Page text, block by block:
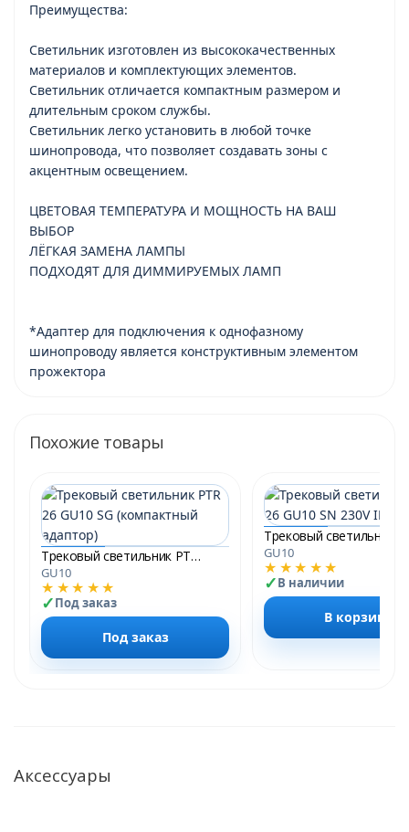
Преимущества:
Светильник изготовлен из высококачественных
материалов и комплектующих элементов.
Светильник отличается компактным размером и
длительным сроком службы.
Светильник легко установить в любой точке
шинопровода, что позволяет создавать зоны с
акцентным освещением.
ЦВЕТОВАЯ ТЕМПЕРАТУРА И МОЩНОСТЬ НА ВАШ
ВЫБОР
ЛЁГКАЯ ЗАМЕНА ЛАМПЫ
ПОДХОДЯТ ДЛЯ ДИММИРУЕМЫХ ЛАМП
*Адаптер для подключения к однофазному
шинопроводу является конструктивным элементом
прожектора
Похожие товары
Трековый светильник PTR 26 GU10 SG (компактный адаптор)
GU10
★★★★★
Под заказ
Под заказ
GU10
★★★★★
В наличии
В корзину
Аксессуары